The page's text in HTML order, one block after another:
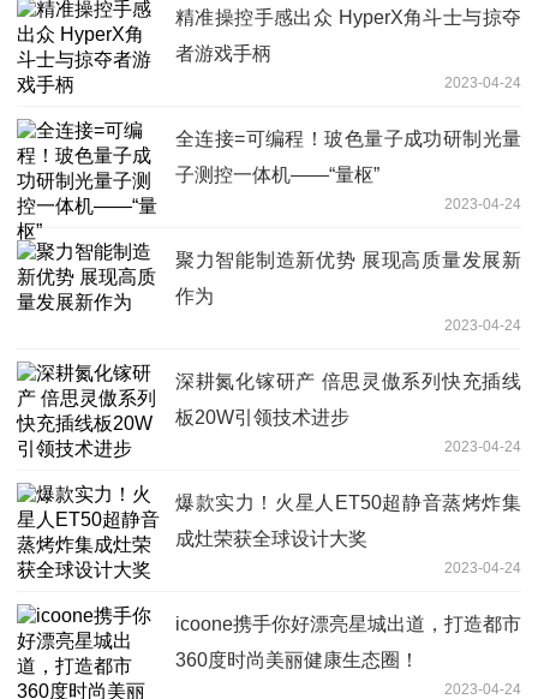
精准操控手感出众 HyperX角斗士与掠夺
者游戏手柄
2023-04-24
全连接=可编程！玻色量子成功研制光量
子测控一体机——“量枢”
2023-04-24
聚力智能制造新优势 展现高质量发展新
作为
2023-04-24
深耕氮化镓研产 倍思灵傲系列快充插线
板20W引领技术进步
2023-04-24
爆款实力！火星人ET50超静音蒸烤炸集
成灶荣获全球设计大奖
2023-04-24
icoone携手你好漂亮星城出道，打造都市
360度时尚美丽健康生态圈！
2023-04-24